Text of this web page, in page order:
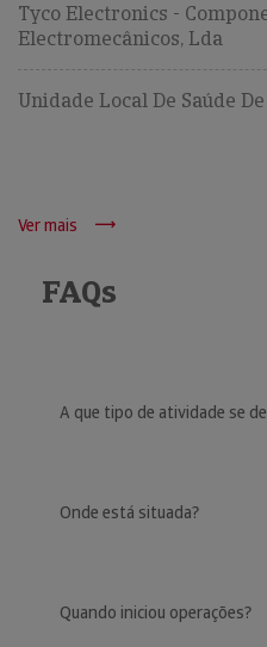
Tyco Electronics -
Electromecânicos, Lda
Unidade Local De Saúde
Ver mais
FAQs
A que tipo de atividade se
Onde está situada?
Quando iniciou operações?